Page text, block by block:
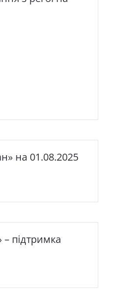
на 01.08.2025
– підтримка